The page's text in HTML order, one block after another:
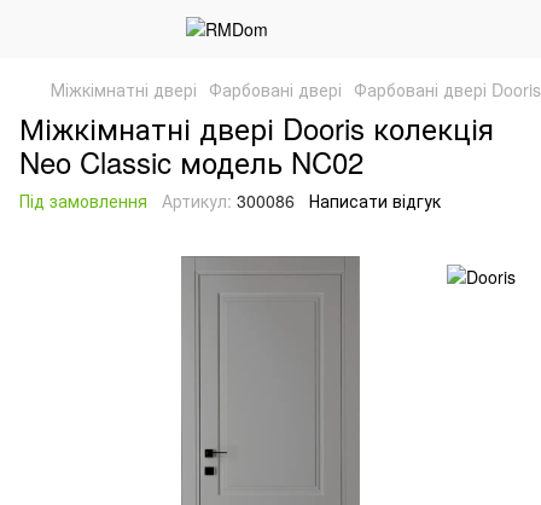
Міжкімнатні двері Фарбовані двері Фарбовані двері Dooris
Міжкімнатні двері Dooris колекція
Neo Classic модель NC02
Під замовлення Артикул: 300086 Написати відгук